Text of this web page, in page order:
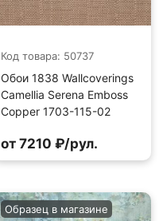
Код товара: 50737
Обои 1838 Wallcoverings
Camellia Serena Emboss
Copper 1703-115-02
от 7210 ₽/рул.
Образец в магазине